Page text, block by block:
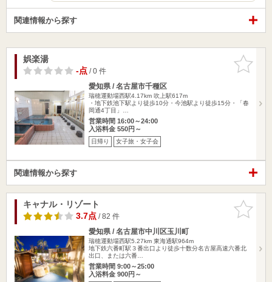
関連情報から探す
お気に入
りに追加
娯楽湯
-点/ 0 件
愛知県 / 名古屋市千種区
瑞穂運動場西駅4.17km 吹上駅617m
・地下鉄池下駅より徒歩10分・今池駅より徒歩15分・「春
岡通4丁目」…
営業時間 16:00～24:00
入浴料金 550円～
日帰り 女子旅・女子会
関連情報から探す
お気に入
りに追加
キャナル・リゾート
3.7点/ 82 件
愛知県 / 名古屋市中川区玉川町
瑞穂運動場西駅5.27km 東海通駅964m
地下鉄六番町駅３番出口より徒歩十数分名古屋高速六番北
出口、または六番…
営業時間 9:00～25:00
入浴料金 900円～